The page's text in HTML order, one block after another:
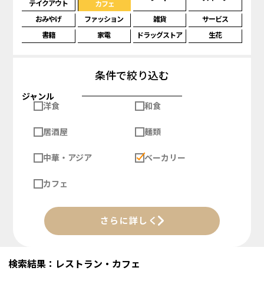
テイクアウト
カフェ
おみやげ ファッション 雑貨
サービス
書籍
家電 ドラッグストア 生花
条件で絞り込む
ジャンル
洋食
和食
居酒屋 麺類
中華・アジア ベーカリー
カフェ
さらに詳しく
検索結果：レストラン・カフェ